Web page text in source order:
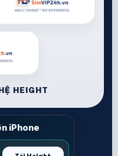
HEIGHT
iPhone